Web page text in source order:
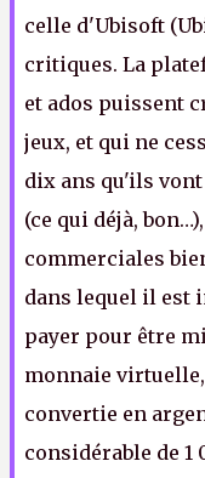
celle d'Ubisoft
critiques. La
et ados puissent
jeux, et qui ne
dix ans qu'ils
(ce qui déjà,
commerciales
dans lequel il est
payer pour être
monnaie
convertie en
considérable de 1